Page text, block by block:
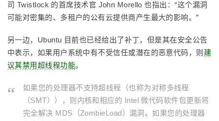
司 Twistlock 的首席技术官 John Morello 也指出：“这个漏洞
可能对密集的、多租户的公有云提供商产生最大的影响。”
另一边，Ubuntu 目前也已经给出了补丁，但是其在安全公告
中表示，如果用户系统中有不受信任或潜在的恶意代码，则 建
议其禁用超线程功能。
如果您的处理器不支持超线程（也称为对称多线程
（SMT）），则内核和相应的 Intel 微代码软件包更新将
完全解决 MDS（ZombieLoad）漏洞。如果您的处理器